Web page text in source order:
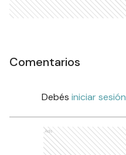
Comentarios
Debés iniciar sesión
Ads